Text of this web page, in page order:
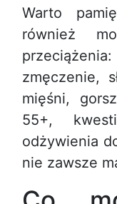
Warto
również
zmęczenie,
mięśni,
55+,
odżywienia
nie zawsze